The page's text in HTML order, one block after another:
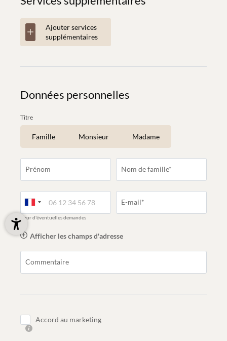
Ajouter services
supplémentaires
Données personnelles
Titre
Famille Monsieur Madame
Prénom Nom de famille*
pour d'éventuelles demandes
E-mail*
Afficher les champs d'adresse
Commentaire
Accord au marketing